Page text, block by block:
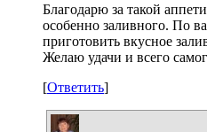
Благодарю за такой
особенно заливного. По
приготовить вкусное
Желаю удачи и всего
[Ответить]